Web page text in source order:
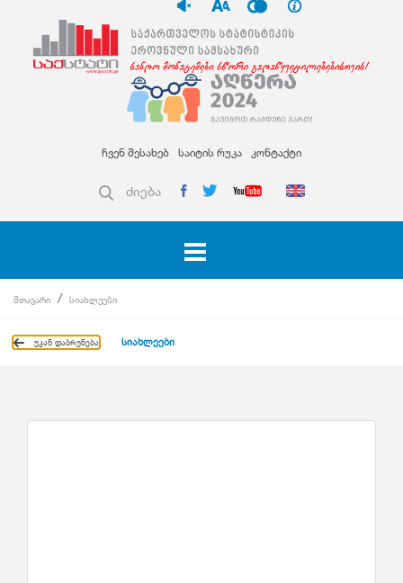
ჩვენ შესახებ საიტის რუკა კონტაქტი
ძიება
მთავარი სიახლეები
უკან დაბრუნება სიახლეები